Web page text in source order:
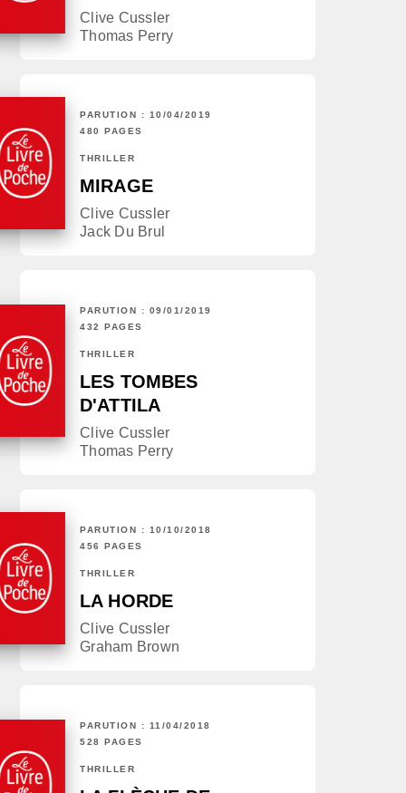
Clive Cussler
Thomas Perry
PARUTION : 10/04/2019
480 PAGES
THRILLER
MIRAGE
Clive Cussler
Jack Du Brul
PARUTION : 09/01/2019
432 PAGES
THRILLER
LES TOMBES
D'ATTILA
Clive Cussler
Thomas Perry
PARUTION : 10/10/2018
456 PAGES
THRILLER
LA HORDE
Clive Cussler
Graham Brown
PARUTION : 11/04/2018
528 PAGES
THRILLER